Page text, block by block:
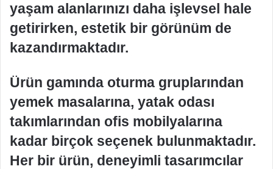
yaşam alanlarınızı daha işlevsel hale
getirirken, estetik bir görünüm de
kazandırmaktadır.
Ürün gamında oturma gruplarından
yemek masalarına, yatak odası
takımlarından ofis mobilyalarına
kadar birçok seçenek bulunmaktadır.
Her bir ürün, deneyimli tasarımcılar